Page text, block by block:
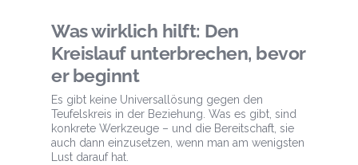
Was wirklich hilft: Den
Kreislauf unterbrechen, bevor
er beginnt
Es gibt keine Universallösung gegen den
Teufelskreis in der Beziehung. Was es gibt, sind
konkrete Werkzeuge – und die Bereitschaft, sie
auch dann einzusetzen, wenn man am wenigsten
Lust darauf hat.